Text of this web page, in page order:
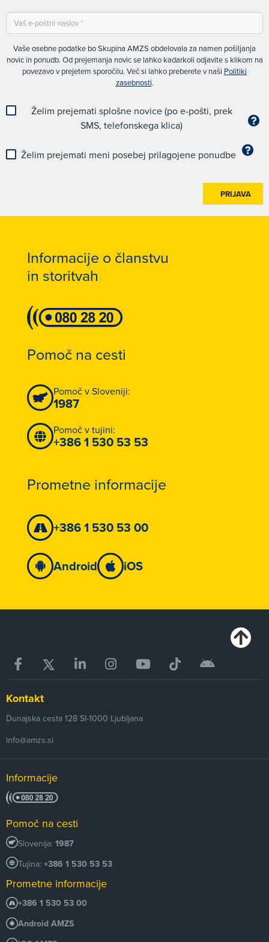
Vaše osebne podatke bo Skupina AMZS obdelovala za namen pošiljanja
novic in ponudb. Od prejemanja novic se lahko kadarkoli odjavite s klikom na
povezavo v prejetem sporočilu. Več si lahko preberete v naši Politiki
zasebnosti.
Želim prejemati splošne novice (po e-pošti, prek
SMS, telefonskega klica)
Želim prejemati meni posebej prilagojene ponudbe
PRIJAVA
Informacije o članstvu
in storitvah
Pomoč na cesti
Pomoč v Sloveniji:
1987
Pomoč v tujini:
+386 1 530 53 53
Prometne informacije
+386 1 530 53 00
Android iOS
Kontakt
Dunajska cesta 128 SI-1000 Ljubljana
info@amzs.si
Informacije
Pomoč na cesti
Slovenija: 1987
Tujina: +386 1 530 53 53
Prometne informacije
+386 1 530 53 00
Android AMZS